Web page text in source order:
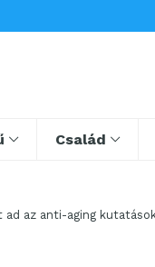
Család
az anti-aging